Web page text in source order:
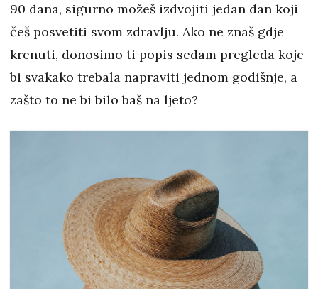
90 dana, sigurno možeš izdvojiti jedan dan koji
češ posvetiti svom zdravlju. Ako ne znaš gdje
krenuti, donosimo ti popis sedam pregleda koje
bi svakako trebala napraviti jednom godišnje, a
zašto to ne bi bilo baš na ljeto?